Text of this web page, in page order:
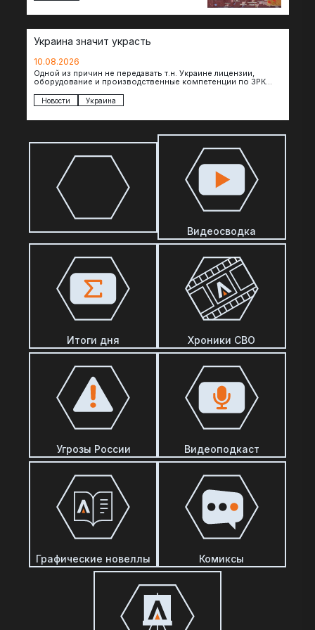
Украина значит украсть
10.08.2026
Одной из причин не передавать т.н. Украине лицензии,
оборудование и производственные компетенции по ЗРК
Новости Украина
Видеосводка
Итоги дня Хроники СВО
Угрозы России Видеоподкаст
Графические новеллы Комиксы